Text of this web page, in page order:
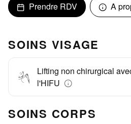
Prendre RDV A
SOINS VISAGE
Lifting non chirurgical
l'HIFU
SOINS CORPS